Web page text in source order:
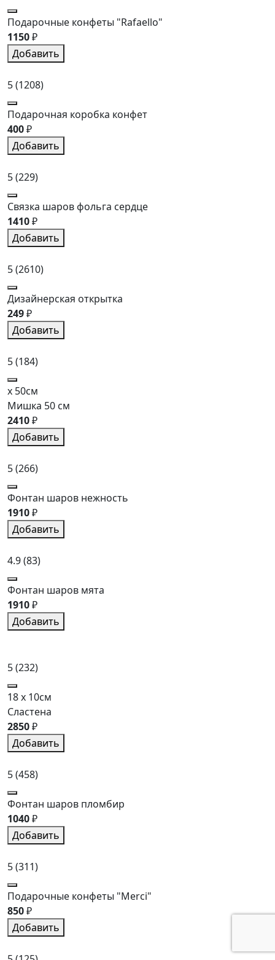
Подарочные конфеты "Rafaello"
1150₽
Добавить
5(1208)
Подарочная коробка конфет
400₽
Добавить
5(229)
Связка шаров фольга сердце
1410₽
Добавить
5(2610)
Дизайнерская открытка
249₽
Добавить
5(184)
x 50см
Мишка 50 см
2410₽
Добавить
5(266)
Фонтан шаров нежность
1910₽
Добавить
4.9(83)
Фонтан шаров мята
1910₽
Добавить
5(232)
18 x 10см
Сластена
2850₽
Добавить
5(458)
Фонтан шаров пломбир
1040₽
Добавить
5(311)
Подарочные конфеты "Merci"
850₽
Добавить